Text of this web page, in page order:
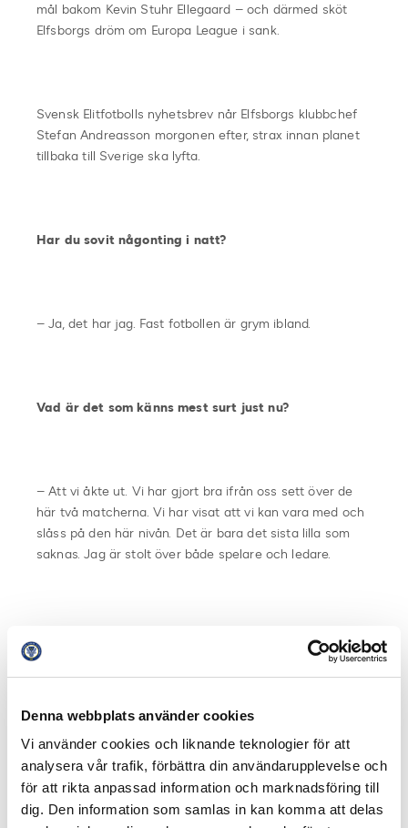
Denna webbplats använder cookies
Vi använder cookies och liknande teknologier för att
analysera vår trafik, förbättra din användarupplevelse och
för att rikta anpassad information och marknadsföring till
dig. Den information som samlas in kan komma att delas
mål bakom Kevin Stuhr Ellegaard – och därmed sköt
Elfsborgs dröm om Europa League i sank.
Svensk Elitfotbolls nyhetsbrev når Elfsborgs klubbchef
Stefan Andreasson morgonen efter, strax innan planet
tillbaka till Sverige ska lyfta.
Har du sovit någonting i natt?
– Ja, det har jag. Fast fotbollen är grym ibland.
Vad är det som känns mest surt just nu?
– Att vi åkte ut. Vi har gjort bra ifrån oss sett över de
här två matcherna. Vi har visat att vi kan vara med och
slåss på den här nivån. Det är bara det sista lilla som
saknas. Jag är stolt över både spelare och ledare.
Vad är skillnaden mellan vinst och förlust för
Elfsborg som klubb, på lite längre sikt?
– Det är för tidigt att säga.